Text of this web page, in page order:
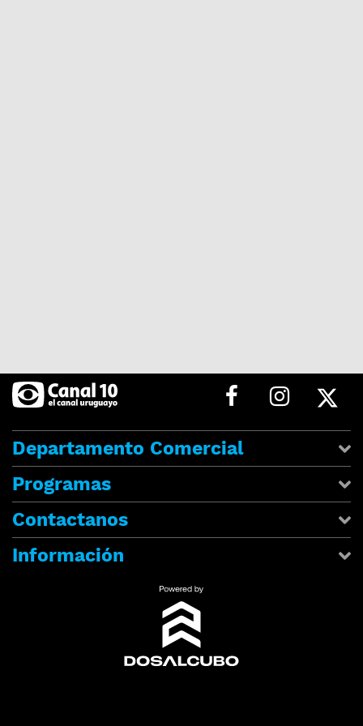
Departamento Comercial
Programas
Contactanos
Información